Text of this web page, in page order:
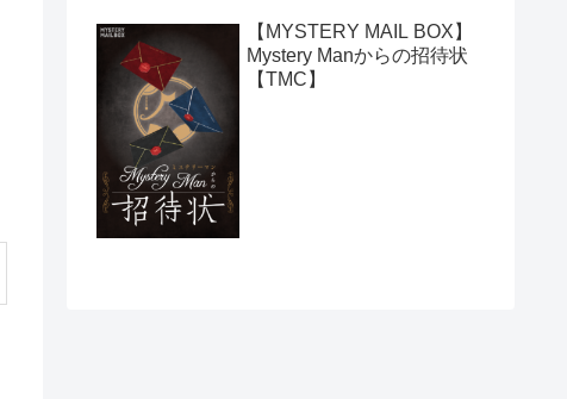
【MYSTERY MAIL BOX】
Mystery Manからの招待状
【TMC】